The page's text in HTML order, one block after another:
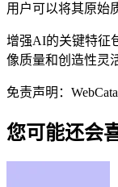
用户可以将其原始
增强AI的关键特征
像质量和创造性灵
免责声明：
您可能还会